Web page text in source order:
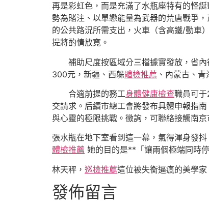
再是彩虹色，而是充滿了水瓶座特有的怪
勢為賭注、以單戀能量為武器的荒唐戰爭
的公共路況所需支出，火車（含高鐵/動車
提將酌情放寬。
補助尺度按區域分三檔據實發放，省
300元，新疆、西躲體檢推薦 、內蒙古、
合適前提的務工身體健康檢查職員可
交請求。后續市總工會將發布具體申報指
與心靈的極限挑戰。徵詢，可聯絡接觸南
張水瓶在地下室看到這一幕，氣得渾身發
體檢推薦 她的目的是**「讓兩個極端同時
林天秤， 巡檢推薦這位被失衡逼瘋的美學
發佈留言